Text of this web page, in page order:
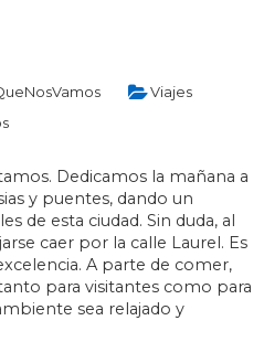
Viajes
Dedicamos la mañana a
y puentes, dando un
de esta ciudad. Sin duda, al
caer por la calle Laurel. Es
A parte de comer,
para visitantes como para
sea relajado y